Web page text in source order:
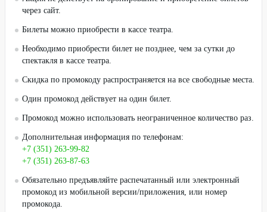
через сайт.
Билеты можно приобрести в кассе театра.
Необходимо приобрести билет не позднее, чем за сутки до
спектакля в кассе театра.
Скидка по промокоду распространяется на все свободные места.
Один промокод действует на один билет.
Промокод можно использовать неограниченное количество раз.
Дополнительная информация по телефонам:
+7 (351) 263-99-82
+7 (351) 263-87-63
Обязательно предъявляйте распечатанный или электронный
промокод из мобильной версии/приложения, или номер
промокода.